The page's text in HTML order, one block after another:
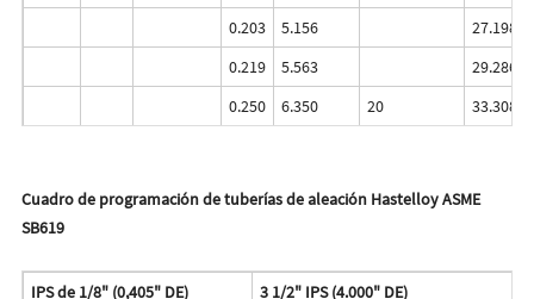
0.203
5.156
27.198
0.219
5.563
29.286
0.250
6.350 20 33.308
Cuadro de programación de tuberías de aleación Hastelloy ASME
SB619
IPS de 1/8" (0,405" DE)
3 1/2" IPS (4.000" DE)